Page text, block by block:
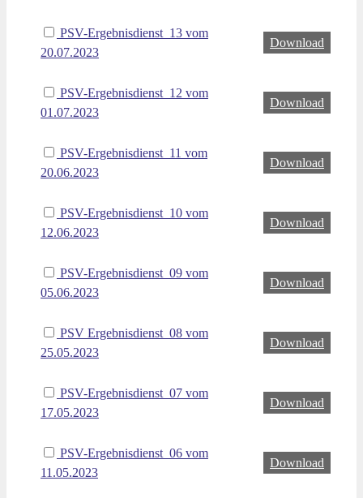
PSV-Ergebnisdienst_13 vom
20.07.2023
Download
PSV-Ergebnisdienst_12 vom
01.07.2023
Download
PSV-Ergebnisdienst_11 vom
20.06.2023
Download
PSV-Ergebnisdienst_10 vom
12.06.2023
Download
PSV-Ergebnisdienst_09 vom
05.06.2023
Download
PSV Ergebnisdienst_08 vom
25.05.2023
Download
PSV-Ergebnisdienst_07 vom
17.05.2023
Download
PSV-Ergebnisdienst_06 vom
11.05.2023
Download